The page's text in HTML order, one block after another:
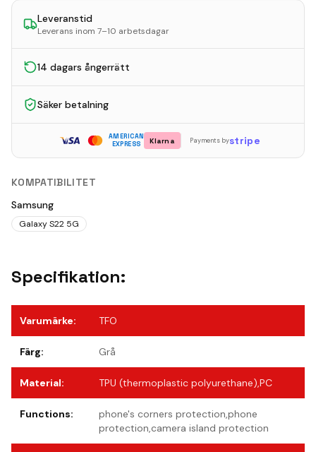
Leveranstid
Leverans inom 7–10 arbetsdagar
14 dagars ångerrätt
Säker betalning
AMERICAN
EXPRESS
Klarna Payments bystripe
KOMPATIBILITET
Samsung
Galaxy S22 5G
Specifikation:
Varumärke: TFO
Färg: Grå
Material: TPU (thermoplastic polyurethane),PC
Functions:
phone's corners protection,phone
protection,camera island protection